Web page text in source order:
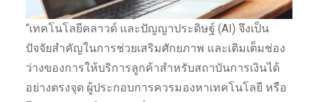
“เทคโนโลยีคลาวด์ และปัญญาประดิษฐ์ (AI) จึงเป็น
ปัจจัยสำคัญในการช่วยเสริมศักยภาพ และเติมเต็มช่อง
ว่างของการให้บริการลูกค้าสำหรับสถาบันการเงินได้
อย่างตรงจุด ผู้ประกอบการควรมองหาเทคโนโลยี หรือ